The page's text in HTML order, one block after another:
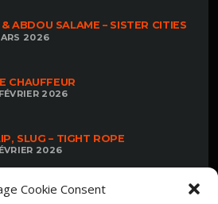
Cookie Consent
ABDOU SALAME – SISTER CITIES
2026
CHAUFFEUR
2026
SLUG – TIGHT ROPE
2026